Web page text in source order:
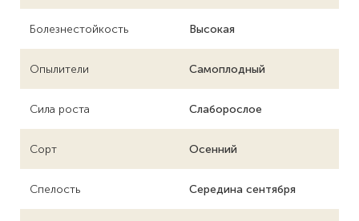
Болезнестойкость Высокая
Опылители Самоплодный
Сила роста Слаборослое
Сорт Осенний
Спелость Середина сентября